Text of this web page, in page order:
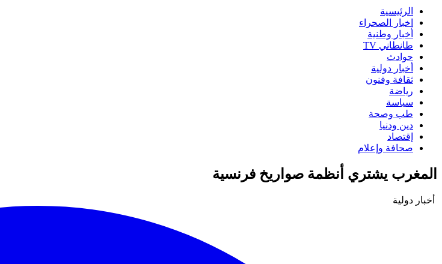
الرئيسية
اخبار الصحراء
أخبار وطنية
طانطاني TV
حوادث
أخبار دولية
ثقافة وفنون
رياضة
سياسة
طب وصحة
دين ودنيا
إقتصاد
صحافة وإعلام
المغرب يشتري أنظمة صواريخ فرنسية
أخبار دولية